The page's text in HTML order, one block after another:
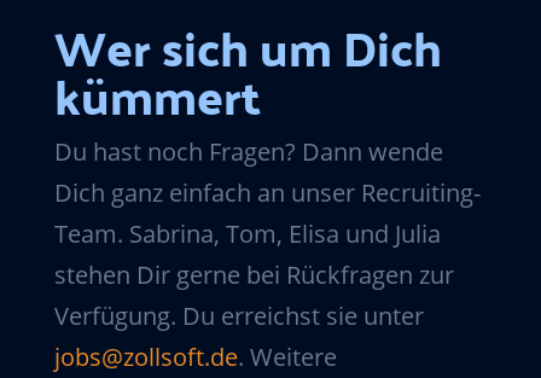
Wer sich um Dich
kümmert
Du hast noch Fragen? Dann wende
Dich ganz einfach an unser Recruiting-
Team. Sabrina, Tom, Elisa und Julia
stehen Dir gerne bei Rückfragen zur
Verfügung. Du erreichst sie unter
jobs@zollsoft.de. Weitere